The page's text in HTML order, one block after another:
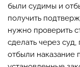
были судимы и
получить
нужно проверить
сделать через
отбыли наказание